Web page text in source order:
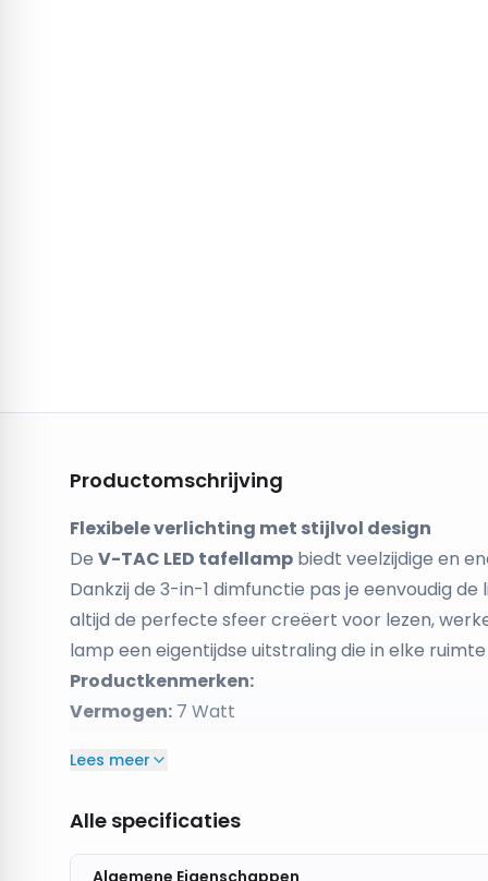
Productomschrijving
Flexibele verlichting met stijlvol design
De V-TAC LED tafellamp biedt veelzijdige en
Dankzij de 3-in-1 dimfunctie pas je eenvoudig
altijd de perfecte sfeer creëert voor lezen,
lamp een eigentijdse uitstraling die in elke
Productkenmerken:
Vermogen: 7 Watt
Behuizing:
Levensduur:Circa 20.000 uur
Dimbaar:
Ja, met geïntegreerde dimfunctie
Lees meer
Alle specificaties
Algemene Eigenschappen